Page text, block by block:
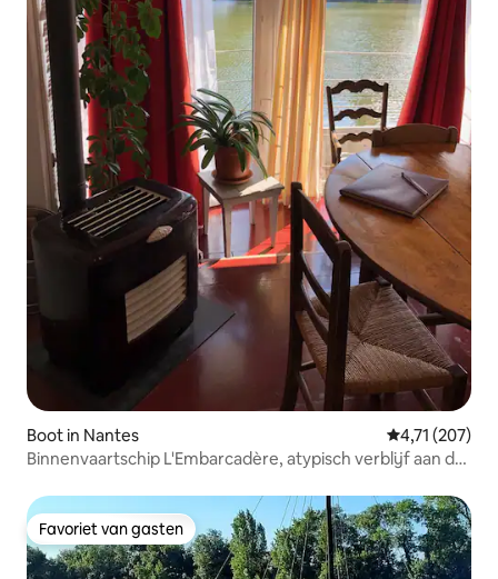
Boot in Nantes Gemiddelde
4,71 (207)
Binnenvaartschip L'Embarcadère, atypisch verblijf aan de
Favoriet van gasten
Favoriet van gasten